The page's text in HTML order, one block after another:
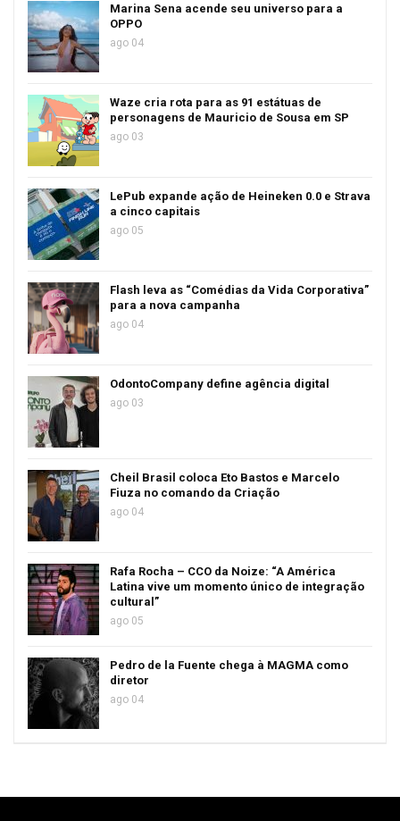
Marina Sena acende seu universo para a
OPPO
ago 04
Waze cria rota para as 91 estátuas de
personagens de Mauricio de Sousa em SP
ago 03
LePub expande ação de Heineken 0.0 e Strava
a cinco capitais
ago 05
Flash leva as “Comédias da Vida Corporativa”
para a nova campanha
ago 04
OdontoCompany define agência digital
ago 03
Cheil Brasil coloca Eto Bastos e Marcelo
Fiuza no comando da Criação
ago 04
Rafa Rocha – CCO da Noize: “A América
Latina vive um momento único de integração
cultural”
ago 05
Pedro de la Fuente chega à MAGMA como
diretor
ago 04